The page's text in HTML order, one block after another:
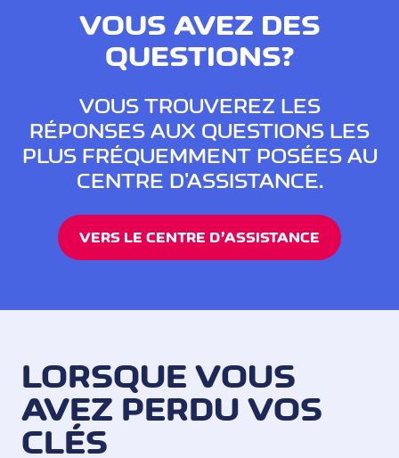
VOUS AVEZ DES
QUESTIONS?
VOUS TROUVEREZ LES
RÉPONSES AUX QUESTIONS LES
PLUS FRÉQUEMMENT POSÉES AU
CENTRE D'ASSISTANCE.
VERS LE CENTRE D’ASSISTANCE
LORSQUE VOUS
AVEZ PERDU VOS
CLÉS